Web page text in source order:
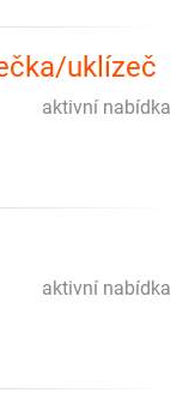
uklízeč
aktivní nabídka
aktivní nabídka